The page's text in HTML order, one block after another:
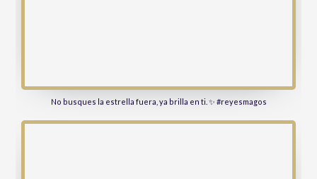
No busques la estrella fuera, ya brilla en ti. ✨ #reyesmagos